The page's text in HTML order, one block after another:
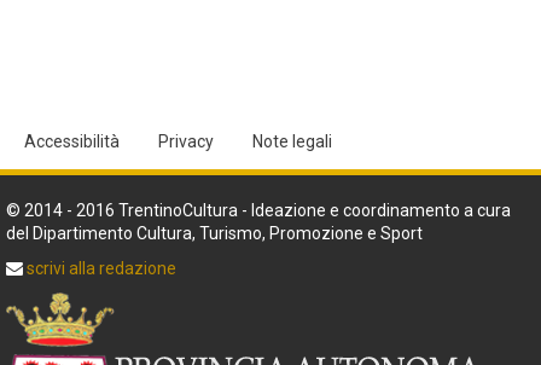
Accessibilità Privacy Note legali
© 2014 - 2016 TrentinoCultura - Ideazione e coordinamento a cura
del Dipartimento Cultura, Turismo, Promozione e Sport
scrivi alla redazione